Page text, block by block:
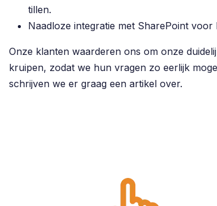
tillen.
Naadloze integratie met SharePoint
Onze klanten waarderen ons om onze
kruipen, zodat we hun vragen zo eerlijk
schrijven we er graag een artikel over.